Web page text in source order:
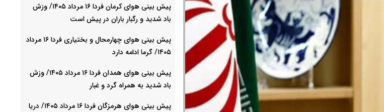
پیش بینی هوای کرمان فردا ۱۶ مرداد ۱۴۰۵/ وزش
باد شدید و رگبار باران در پیش است
پیش بینی هوای چهارمحال و بختیاری فردا ۱۶ مرداد
۱۴۰۵/ گرما ادامه دارد
پیش بینی هوای همدان فردا ۱۶ مرداد ۱۴۰۵/ وزش
باد شدید به همراه گرد و غبار
پیش بینی هوای هرمزگان فردا ۱۶ مرداد ۱۴۰۵/ دریا